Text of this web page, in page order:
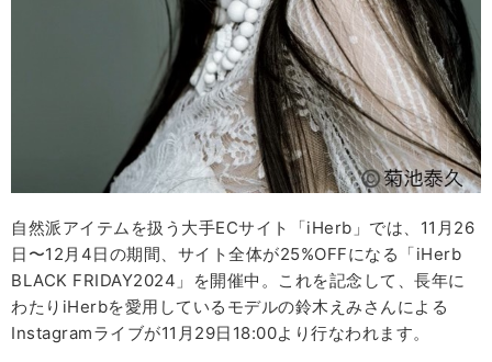
自然派アイテムを扱う大手ECサイト「iHerb」では、11月26
日〜12月4日の期間、サイト全体が25%OFFになる「iHerb
BLACK FRIDAY2024」を開催中。これを記念して、長年に
わたりiHerbを愛用しているモデルの鈴木えみさんによる
Instagramライブが11月29日18:00より行なわれます。